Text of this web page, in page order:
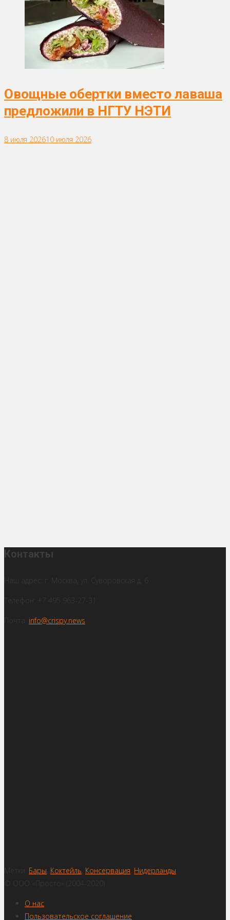
Овощные обертки вместо лаваша
предложили в НГТУ НЭТИ
8 июля 202610 июля 2026
Контакты
Наш адрес: г. Москва, ул. Суворовская д. 6
Телефон: +7 495 963-27-31
Почта: info@crispy.news
Метки: Бары Коктейль Консервация Нидерланды
© ООО «Просто» (2004-2020)
О нас
Пользовательское соглашение